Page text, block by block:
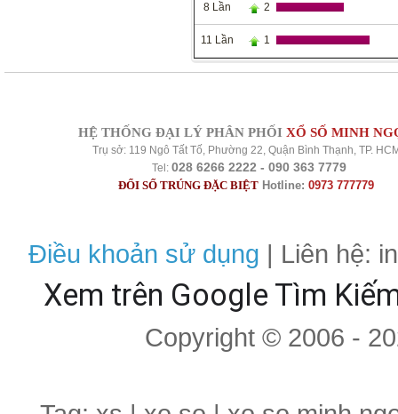
8 Lần 2
11 Lần 1
HỆ THỐNG ĐẠI LÝ PHÂN PHỐI XỔ SỐ MINH
Trụ sở: 119 Ngô Tất Tố, Phường 22, Quận Bình Thạnh, TP.
Tel: 028 6266 2222 - 090 363 7779
ĐỔI SỐ TRÚNG ĐẶC BIỆT Hotline: 0973 777779
Điều khoản sử dụng | Liên hệ:
Xem trên Google Tìm
Copyright © 2006 -